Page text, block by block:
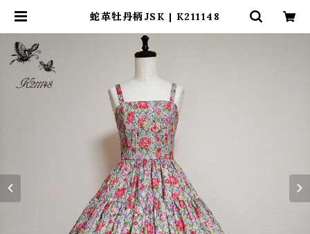
蛇革牡丹柄JSK | K211148